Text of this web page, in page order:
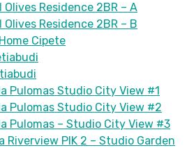
Residence 2BR – A
Residence 2BR – B
Cipete
Pulomas Studio City View #1
Pulomas Studio City View #2
Pulomas – Studio City View #3
Riverview PIK 2 – Studio Garden